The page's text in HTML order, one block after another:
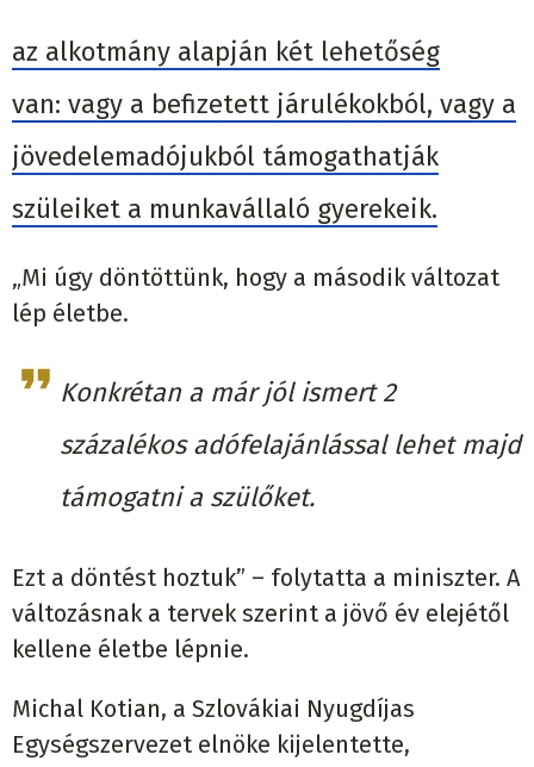
az alkotmány alapján két lehetőség
van: vagy a befizetett járulékokból, vagy a
jövedelemadójukból támogathatják
szüleiket a munkavállaló gyerekeik.
„Mi úgy döntöttünk, hogy a második változat
lép életbe.
Konkrétan a már jól ismert 2
százalékos adófelajánlással lehet majd
támogatni a szülőket.
Ezt a döntést hoztuk” – folytatta a miniszter. A
változásnak a tervek szerint a jövő év elejétől
kellene életbe lépnie.
Michal Kotian, a Szlovákiai Nyugdíjas
Egységszervezet elnöke kijelentette,